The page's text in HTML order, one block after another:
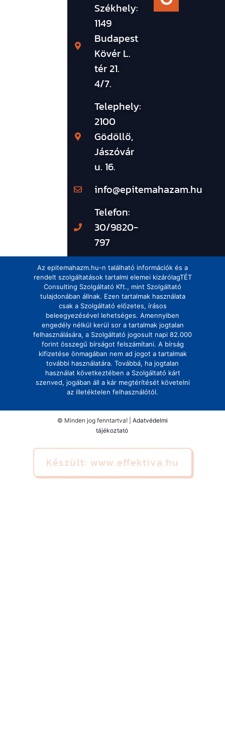
Székhely:
1149
Budapest
Kövér L.
tér 21.
4/7.
Telephely:
2100
Gödöllő,
Jászóvár
u. 16.
info@epitemahazam.hu
Telefon:
30/9820-
797
Az epitemahazm.hu-n található információk és a
rendelt szolgáltatások tartalmi elemei kizárólagTÉT
Consulting Szolgáltató Kft., mint Szolgáltató
tulajdonában állnak. Ezen tartalmak használata
csak a Szolgáltató előzetes, írásos
beleegyezésével lehetséges. Amennyiben
engedély nélkül kerül sor a tartalmak jogtalan
felhasználására, a Szolgáltató jogosult napi 82.000
forint összegű bírságot felszámítani. A bírság
kifizetése önmagában nem ad jogot a tartalmak
további használatára. Továbbá, ha jogtalan
használat következtében a Szolgáltató kárt
szenved, jogában áll a kár megtérítését követelni
az illetéktelen felhasználótól.
© Minden jog fenntartva! | Adatvédelmi
tájékoztató
Készült: www.effektiva.hu